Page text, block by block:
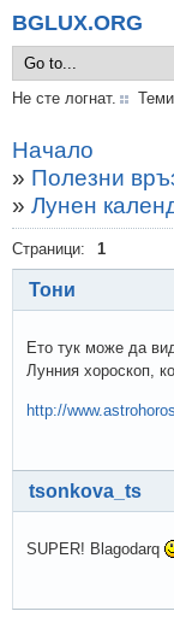
BGLUX.ORG
Не сте логнат.
Начало
» Полезни
» Лунен
Страници: 1
Тони
Ето тук може да
Лунния хороскоп,
http://
tsonkova_ts
SUPER! Blagodarq